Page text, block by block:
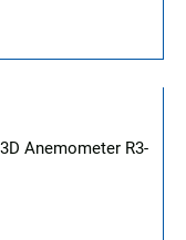
Anemometer R3-